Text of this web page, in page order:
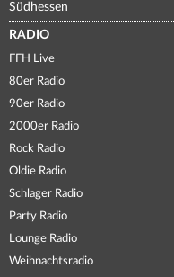
Südhessen
RADIO
FFH Live
80er Radio
90er Radio
2000er Radio
Rock Radio
Oldie Radio
Schlager Radio
Party Radio
Lounge Radio
Weihnachtsradio